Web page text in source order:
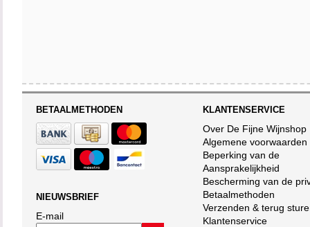
BETAALMETHODEN
NIEUWSBRIEF
E-mail
KLANTENSERVICE
Over De Fijne Wijnshop
Algemene voorwaarden
Beperking van de
Aansprakelijkheid
Bescherming van de
Betaalmethoden
Verzenden & terug
Klantenservice